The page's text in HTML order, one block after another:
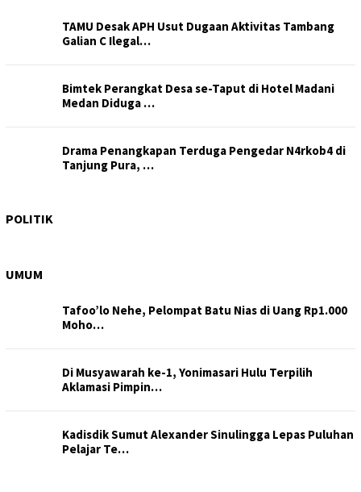
TAMU Desak APH Usut Dugaan Aktivitas Tambang
Galian C Ilegal…
Bimtek Perangkat Desa se-Taput di Hotel Madani
Medan Diduga …
Drama Penangkapan Terduga Pengedar N4rkob4 di
Tanjung Pura, …
POLITIK
Antoni Bela…
UMUM
Tafoo’lo Nehe, Pelompat Batu Nias di Uang Rp1.000
Moho…
Di Musyawarah ke-1, Yonimasari Hulu Terpilih
Aklamasi Pimpin…
Kadisdik Sumut Alexander Sinulingga Lepas Puluhan
Pelajar Te…